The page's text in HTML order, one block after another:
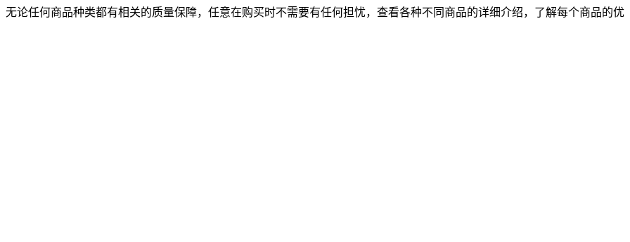
论任何商品种类都有相关的质量保障，任意在购买时不需要有任何担忧，查看各种不同商品的详细介绍，了解每个商品的优